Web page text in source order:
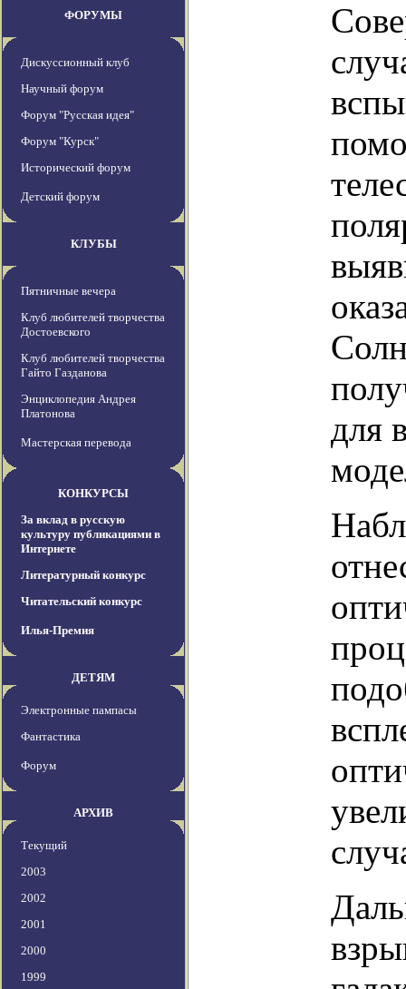
ФОРУМЫ
Дискуссионный клуб
Научный форум
Форум "Русская идея"
Форум "Курск"
Исторический форум
Детский форум
КЛУБЫ
Пятничные вечера
Клуб любителей творчества
Достоевского
Клуб любителей творчества
Гайто Газданова
Энциклопедия Андрея
Платонова
Мастерская перевода
КОНКУРСЫ
За вклад в русскую
культуру публикациями в
Интернете
Литературный конкурс
Читательский конкурс
Илья-Премия
ДЕТЯМ
Электронные пампасы
Фантастика
Форум
АРХИВ
Текущий
2003
2002
2001
2000
1999
для